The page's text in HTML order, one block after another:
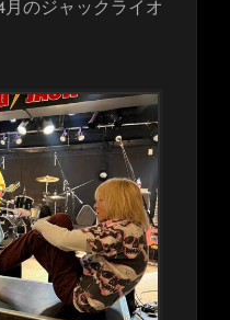
のジャックライオ